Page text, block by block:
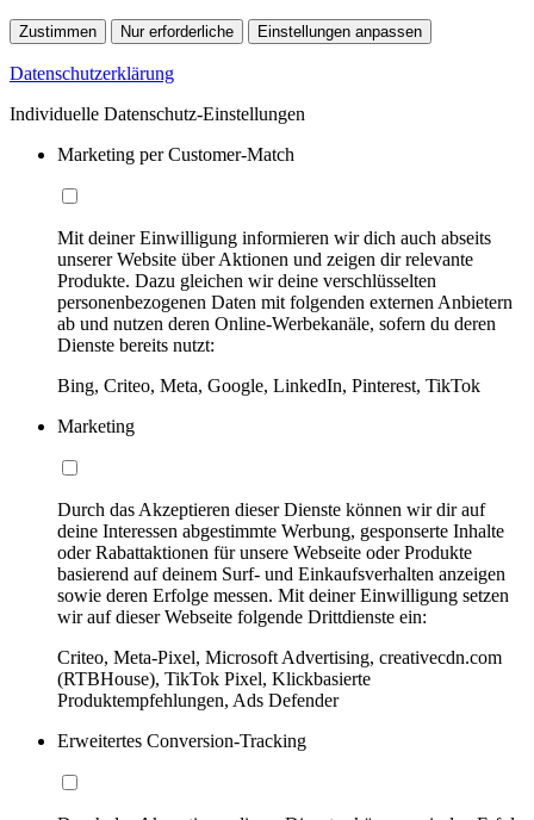
Zustimmen Nur erforderliche Einstellungen anpassen
Datenschutzerklärung
Individuelle Datenschutz-Einstellungen
Marketing per Customer-Match
Mit deiner Einwilligung informieren wir dich auch abseits
unserer Website über Aktionen und zeigen dir relevante
Produkte. Dazu gleichen wir deine verschlüsselten
personenbezogenen Daten mit folgenden externen Anbietern
ab und nutzen deren Online-Werbekanäle, sofern du deren
Dienste bereits nutzt:
Bing, Criteo, Meta, Google, LinkedIn, Pinterest, TikTok
Marketing
Durch das Akzeptieren dieser Dienste können wir dir auf
deine Interessen abgestimmte Werbung, gesponserte Inhalte
oder Rabattaktionen für unsere Webseite oder Produkte
basierend auf deinem Surf- und Einkaufsverhalten anzeigen
sowie deren Erfolge messen. Mit deiner Einwilligung setzen
wir auf dieser Webseite folgende Drittdienste ein:
Criteo, Meta-Pixel, Microsoft Advertising, creativecdn.com
(RTBHouse), TikTok Pixel, Klickbasierte
Produktempfehlungen, Ads Defender
Erweitertes Conversion-Tracking